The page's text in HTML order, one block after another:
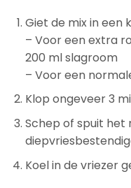
Giet de mix in een
– Voor een extra
200 ml slagroom
– Voor een
Klop ongeveer 3
Schep of spuit het
Koel in de vriezer